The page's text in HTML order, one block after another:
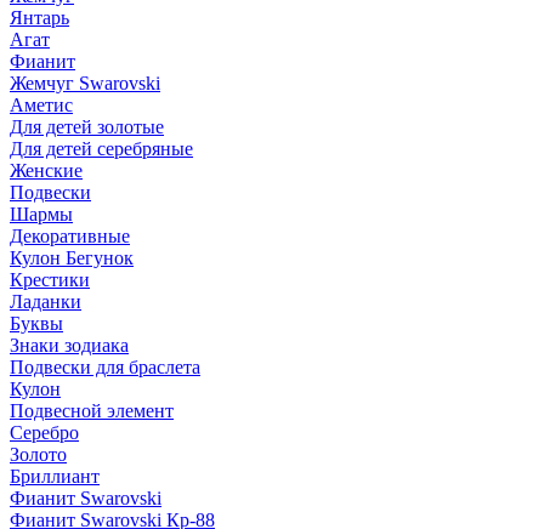
Янтарь
Агат
Фианит
Жемчуг Swarovski
Аметис
Для детей золотые
Для детей серебряные
Женские
Подвески
Шармы
Декоративные
Кулон Бегунок
Крестики
Ладанки
Буквы
Знаки зодиака
Подвески для браслета
Кулон
Подвесной элемент
Серебро
Золото
Бриллиант
Фианит Swarovski
Фианит Swarovski Кр-88